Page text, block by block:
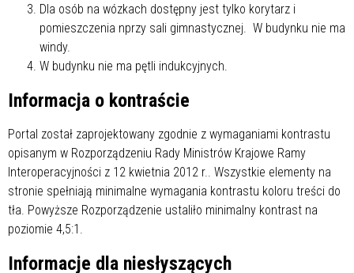
Dla osób na wózkach dostępny jest tylko korytarz i
pomieszczenia nprzy sali gimnastycznej. W budynku nie ma
windy.
W budynku nie ma pętli indukcyjnych.
Informacja o kontraście
Portal został zaprojektowany zgodnie z wymaganiami kontrastu
opisanym w Rozporządzeniu Rady Ministrów Krajowe Ramy
Interoperacyjności z 12 kwietnia 2012 r.. Wszystkie elementy na
stronie spełniają minimalne wymagania kontrastu koloru treści do
tła. Powyższe Rozporządzenie ustaliło minimalny kontrast na
poziomie 4,5:1.
Informacje dla niesłyszących